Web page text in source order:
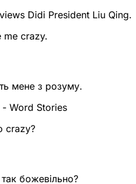
Didi President Liu Qing.
me crazy.
мене з розуму.
Word Stories
crazy?
божевільно?